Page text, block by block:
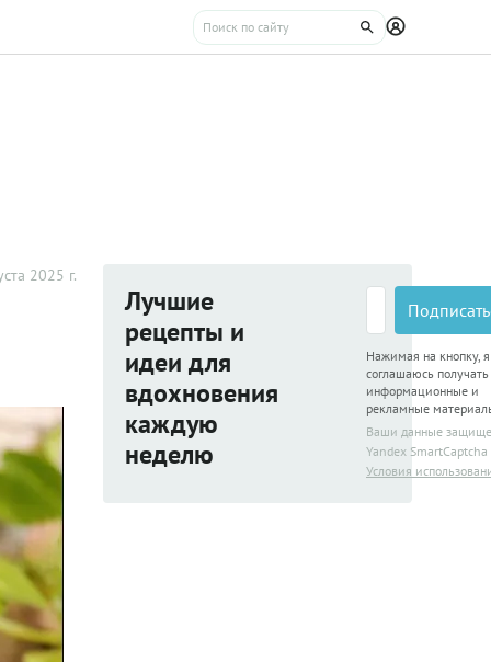
2025 г.
Лучшие
рецепты и
идеи для
вдохновения
каждую
неделю
Нажимая на кнопку, я
соглашаюсь получать
информационные и
рекламные
Ваши данные
Yandex SmartCaptcha
Условия